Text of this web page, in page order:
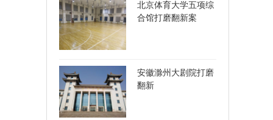
北京体育大学五项综
合馆打磨翻新案
安徽滁州大剧院打磨
翻新